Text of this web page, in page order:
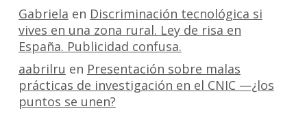
Gabriela en Discriminación tecnológica si
vives en una zona rural. Ley de risa en
España. Publicidad confusa.
aabrilru en Presentación sobre malas
prácticas de investigación en el CNIC —¿los
puntos se unen?